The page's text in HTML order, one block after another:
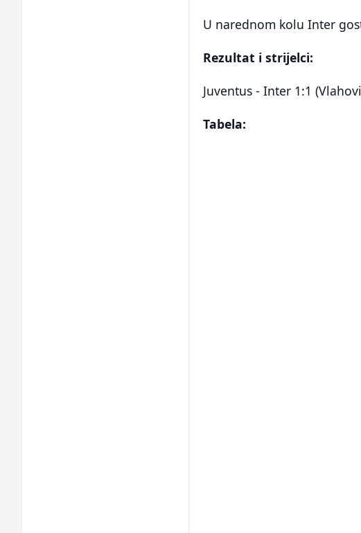
U narednom kolu Inter
Rezultat i strijelci:
Juventus - Inter 1:1
Tabela: